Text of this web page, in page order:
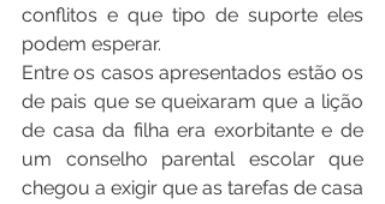
conflitos e que tipo de suporte eles
podem esperar.
Entre os casos apresentados estão os
de pais que se queixaram que a lição
de casa da filha era exorbitante e de
um conselho parental escolar que
chegou a exigir que as tarefas de casa